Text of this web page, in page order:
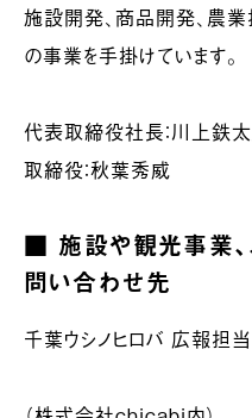
施設開発、商品開発、農
の事業を手掛けています。
代表取締役社長：川上鉄
取締役：秋葉秀威
■ 施設や観光事業、
問い合わせ先
千葉ウシノヒロバ 広報担当